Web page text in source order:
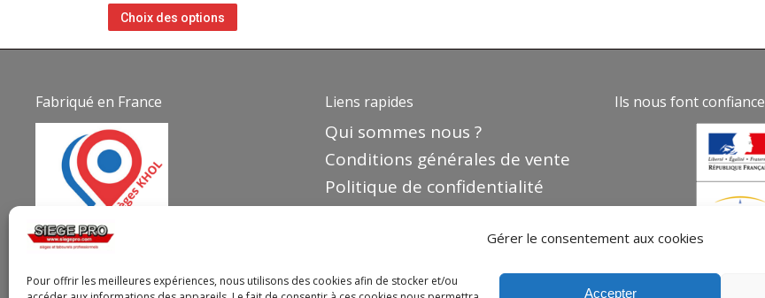
Gérer le consentement aux cookies
Pour offrir les meilleures expériences, nous utilisons des cookies afin de stocker et/ou
Accepter
Choix des options
Fabriqué en France Liens rapides
Qui sommes nous ?
Conditions générales de vente
Politique de confidentialité
Politique de cookies
Ils nous font confiance